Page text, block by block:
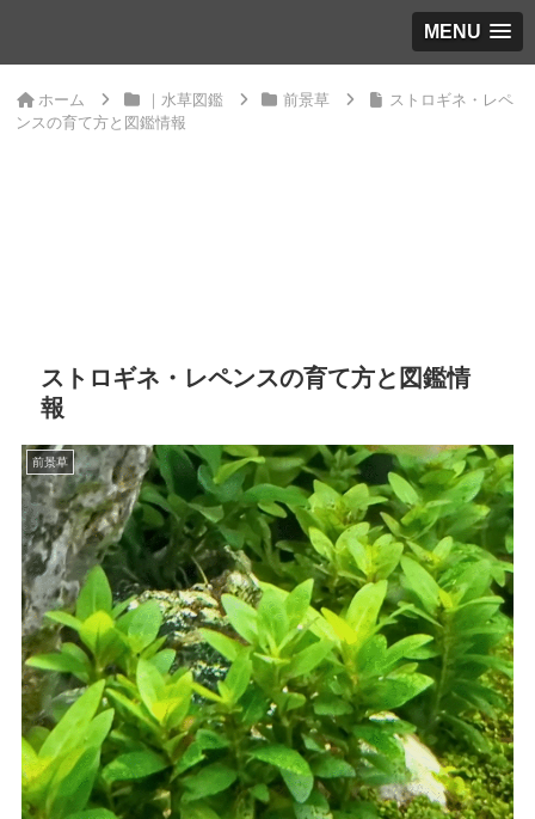
MENU
ホーム ｜水草図鑑 前景草
ストロギネ・レペ
ンスの育て方と図鑑情報
ストロギネ・レペンスの育て方と図鑑情
報
前景草